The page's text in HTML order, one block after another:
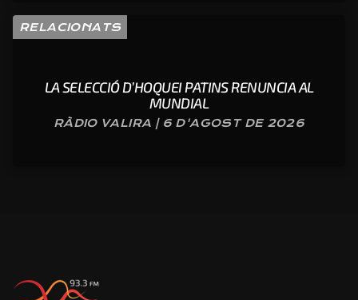
RELACIONATS
LA SELECCIÓ D’HOQUEI PATINS RENUNCIA AL
MUNDIAL
RÀDIO VALIRA | 6 D'AGOST DE 2026